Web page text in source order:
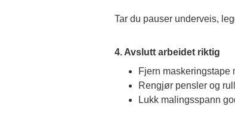
Tar du pauser underveis,
4. Avslutt arbeidet riktig
Fjern maskeringstape
Rengjør pensler og
Lukk malingsspann